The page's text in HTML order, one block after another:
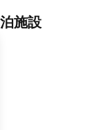
施設